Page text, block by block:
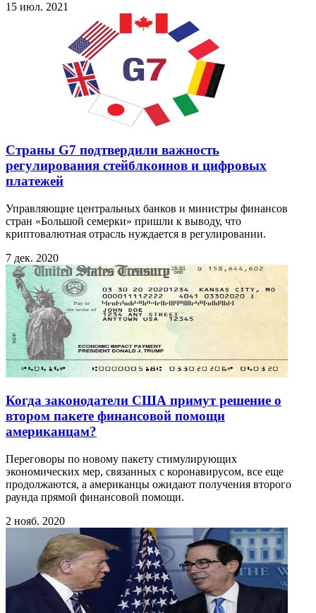
15 июл. 2021
Страны G7 подтвердили важность
регулирования стейблкоинов и цифровых
платежей
Управляющие центральных банков и министры финансов
стран «Большой семерки» пришли к выводу, что
криптовалютная отрасль нуждается в регулировании.
7 дек. 2020
Когда законодатели США примут решение о
втором пакете финансовой помощи
американцам?
Переговоры по новому пакету стимулирующих
экономических мер, связанных с коронавирусом, все еще
продолжаются, а американцы ожидают получения второго
раунда прямой финансовой помощи.
2 нояб. 2020